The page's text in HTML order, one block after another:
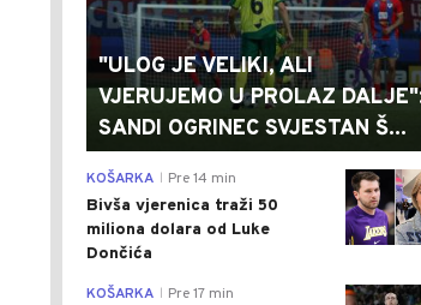
"ULOG JE VELIKI, ALI
VJERUJEMO U PROLAZ
SANDI OGRINEC SVJESTAN Š...
KOŠARKA Pre 14 min
Bivša vjerenica traži 50
miliona dolara od Luke
Dončića
KOŠARKA Pre 17 min